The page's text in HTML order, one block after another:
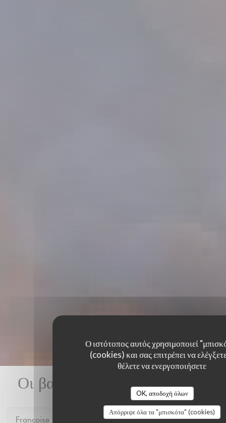
Ο ιστότοπος αυτός χρησιμοποιεί
(cookies) και σας επιτρέπει να
θέλετε να ενεργοποιήσετε
OK, αποδοχή όλων
Απόρριψε όλα τα "μπισκότα" (cookies)
Οι βαθμολογίες πελατών μας
Francoise